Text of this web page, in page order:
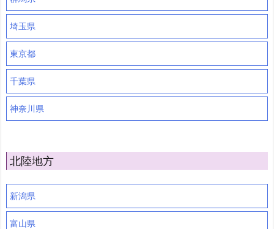
埼玉県
東京都
千葉県
神奈川県
北陸地方
新潟県
富山県